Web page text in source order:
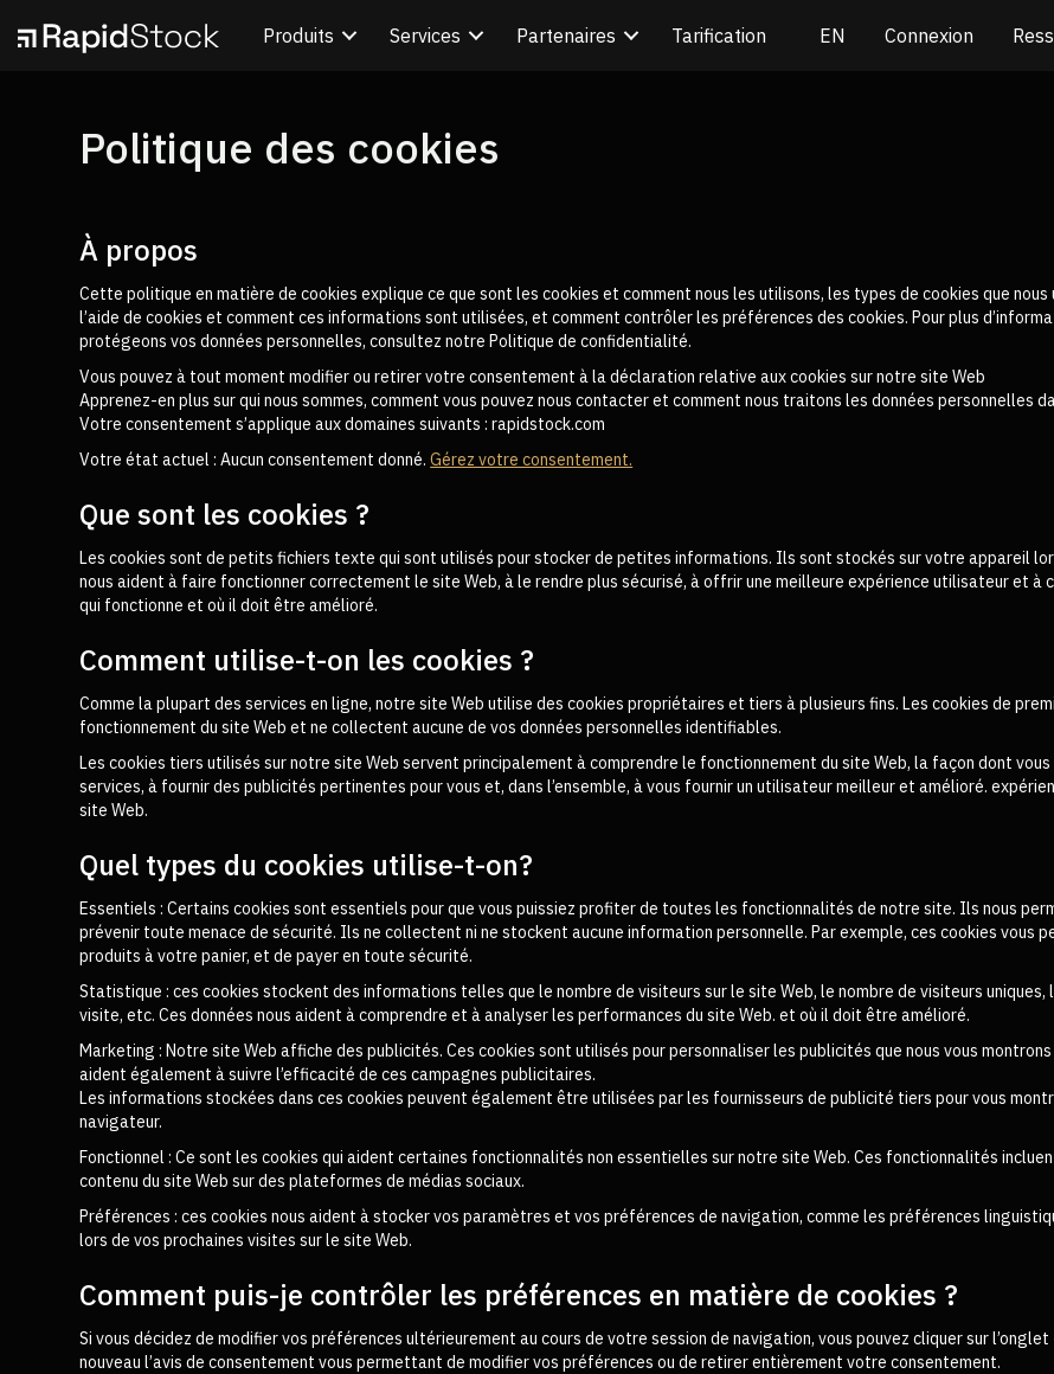
Produits Services Partenaires Tarification Connexion
Politique des cookies
À propos
Cette politique en matière de cookies explique ce que sont les cookies et comment nous les utilisons, les types de cookies que
l’aide de cookies et comment ces informations sont utilisées, et comment contrôler les préférences des cookies. Pour plus
protégeons vos données personnelles, consultez notre Politique de confidentialité.
Vous pouvez à tout moment modifier ou retirer votre consentement à la déclaration relative aux cookies sur notre site Web
Apprenez-en plus sur qui nous sommes, comment vous pouvez nous contacter et comment nous traitons les données personnelles
Votre consentement s’applique aux domaines suivants : rapidstock.com
Votre état actuel : Aucun consentement donné.Gérez votre consentement.
Que sont les cookies ?
Les cookies sont de petits fichiers texte qui sont utilisés pour stocker de petites informations. Ils sont stockés sur votre appareil
nous aident à faire fonctionner correctement le site Web, à le rendre plus sécurisé, à offrir une meilleure expérience utilisateur et à
qui fonctionne et où il doit être amélioré.
Comment utilise-t-on les cookies ?
Comme la plupart des services en ligne, notre site Web utilise des cookies propriétaires et tiers à plusieurs fins. Les cookies de
fonctionnement du site Web et ne collectent aucune de vos données personnelles identifiables.
Les cookies tiers utilisés sur notre site Web servent principalement à comprendre le fonctionnement du site Web, la façon dont
services, à fournir des publicités pertinentes pour vous et, dans l’ensemble, à vous fournir un utilisateur meilleur et amélioré.
site Web.
Quel types du cookies utilise-t-on?
Essentiels : Certains cookies sont essentiels pour que vous puissiez profiter de toutes les fonctionnalités de notre site. Ils nous
prévenir toute menace de sécurité. Ils ne collectent ni ne stockent aucune information personnelle. Par exemple, ces cookies vous
produits à votre panier, et de payer en toute sécurité.
Statistique : ces cookies stockent des informations telles que le nombre de visiteurs sur le site Web, le nombre de visiteurs
visite, etc. Ces données nous aident à comprendre et à analyser les performances du site Web. et où il doit être amélioré.
Marketing : Notre site Web affiche des publicités. Ces cookies sont utilisés pour personnaliser les publicités que nous vous
aident également à suivre l’efficacité de ces campagnes publicitaires.
Les informations stockées dans ces cookies peuvent également être utilisées par les fournisseurs de publicité tiers pour vous
navigateur.
Fonctionnel : Ce sont les cookies qui aident certaines fonctionnalités non essentielles sur notre site Web. Ces fonctionnalités
contenu du site Web sur des plateformes de médias sociaux.
Préférences : ces cookies nous aident à stocker vos paramètres et vos préférences de navigation, comme les préférences
lors de vos prochaines visites sur le site Web.
Comment puis-je contrôler les préférences en matière de cookies ?
Si vous décidez de modifier vos préférences ultérieurement au cours de votre session de navigation, vous pouvez cliquer sur
nouveau l’avis de consentement vous permettant de modifier vos préférences ou de retirer entièrement votre consentement.